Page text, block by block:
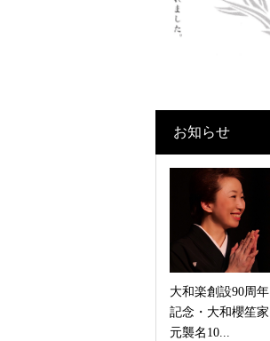
お知らせ
大和楽創設90周年
記念・大和櫻笙家
元襲名10...